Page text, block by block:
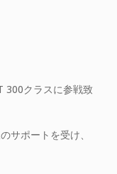
300クラスに参戦致
サポートを受け、